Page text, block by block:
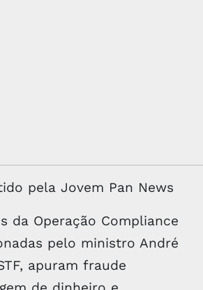
pela Jovem Pan News
da Operação Compliance
pelo ministro André
apuram fraude